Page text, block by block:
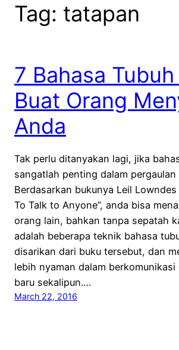
Tag: tatapan
7 Bahasa
Buat Orang
Anda
Tak perlu ditanyakan lagi, jika
sangatlah penting dalam
Berdasarkan bukunya Leil
To Talk to Anyone”, anda bisa
orang lain, bahkan tanpa sepatah
adalah beberapa teknik bahasa
disarikan dari buku tersebut, dan
lebih nyaman dalam
baru sekalipun.…
March 22, 2016